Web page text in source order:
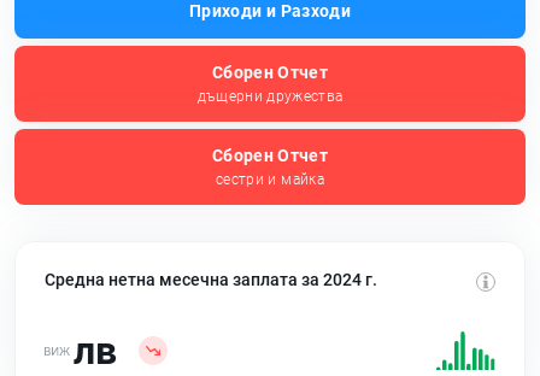
Приходи и Разходи
Сборен Отчет
дъщерни дружества
Сборен Отчет
сестри и майка
Средна нетна месечна заплата за 2024 г.
лв